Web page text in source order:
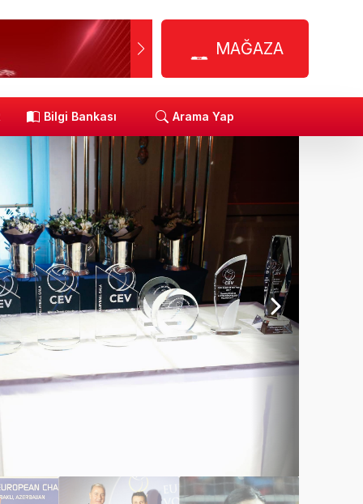
MAĞAZA
Bilgi Bankası Arama Yap